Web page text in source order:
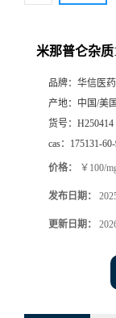
米那普仑杂质
品牌： 华信医
产地： 中国/美国
货号： H250414
cas： 175131-
价格： ￥100/
发布日期：
更新日期：